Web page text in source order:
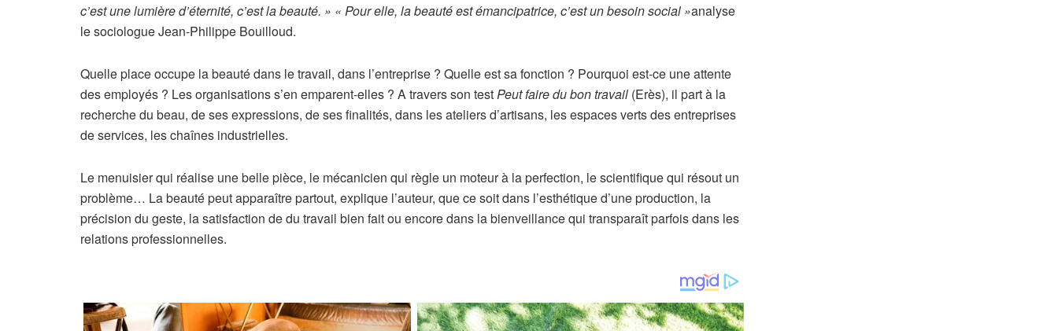
c’est une lumière d’éternité, c’est la beauté. » « Pour elle, la beauté est émancipatrice, c’est un besoin social »analyse
le sociologue Jean-Philippe Bouilloud.
Quelle place occupe la beauté dans le travail, dans l’entreprise ? Quelle est sa fonction ? Pourquoi est-ce une attente
des employés ? Les organisations s’en emparent-elles ? A travers son testPeut faire du bon travail (Erès), il part à la
recherche du beau, de ses expressions, de ses finalités, dans les ateliers d’artisans, les espaces verts des entreprises
de services, les chaînes industrielles.
Le menuisier qui réalise une belle pièce, le mécanicien qui règle un moteur à la perfection, le scientifique qui résout un
problème… La beauté peut apparaître partout, explique l’auteur, que ce soit dans l’esthétique d’une production, la
précision du geste, la satisfaction de du travail bien fait ou encore dans la bienveillance qui transparaît parfois dans les
relations professionnelles.